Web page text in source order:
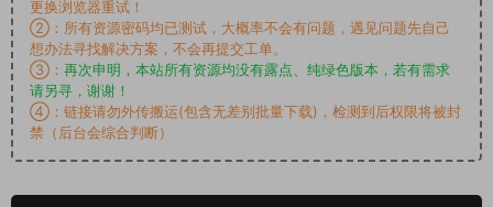
更换浏览器重试！
②：所有资源密码均已测试，大概率不会有问题，遇见问题先自己
想办法寻找解决方案，不会再提交工单。
③： 再次申明，本站所有资源均没有露点、纯绿色版本，若有需求
请另寻，谢谢！
④：链接请勿外传搬运(包含无差别批量下载)，检测到后权限将被封
禁（后台会综合判断）